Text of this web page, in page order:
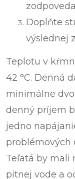
Doplňte
výslednej
Teplotu v
42 °C. Denná
minimálne
denný príjem
jedno
problémových
Teľatá by mali
pitnej vode a